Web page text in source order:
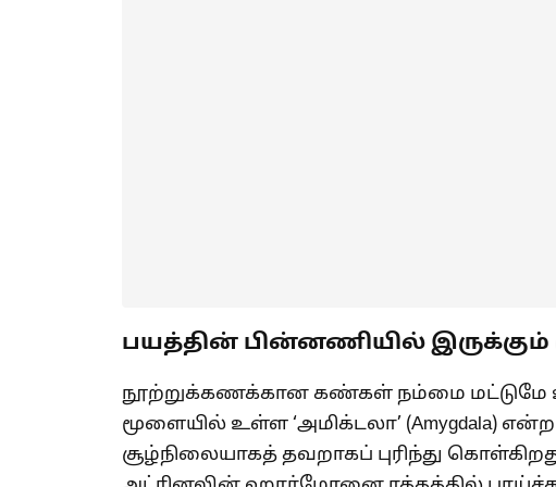
பயத்தின் பின்னணியில்
நூற்றுக்கணக்கான கண்கள் நம்மை மட்டுமே
மூளையில் உள்ள ‘அமிக்டலா’ (Amygdala)
சூழ்நிலையாகத் தவறாகப் புரிந்து